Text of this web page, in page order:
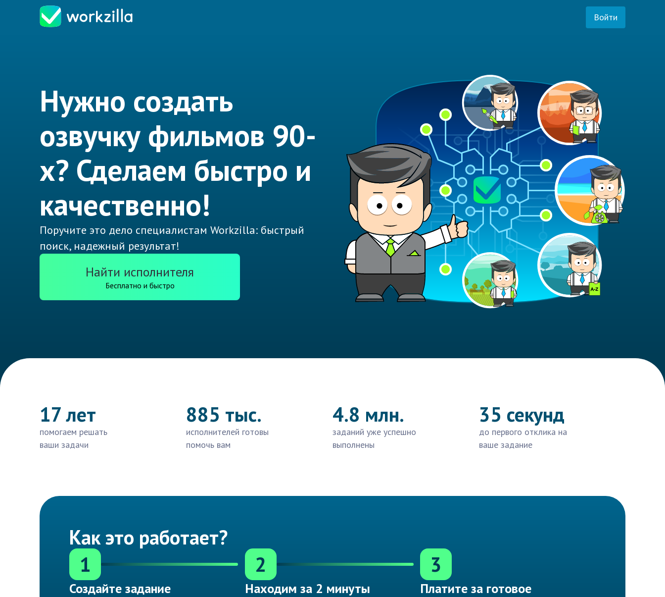
Войти
Нужно создать
озвучку фильмов 90-
х? Сделаем быстро и
качественно!
Поручите это дело специалистам Workzilla: быстрый
поиск, надежный результат!
Найти исполнителя
Бесплатно и быстро
17 лет
помогаем решать
ваши задачи
885 тыс.
исполнителей готовы
помочь вам
4.8 млн.
заданий уже успешно
выполнены
35 секунд
до первого отклика на
ваше задание
Как это работает?
1
Создайте задание
2
Находим за 2 минуты
3
Платите за готовое